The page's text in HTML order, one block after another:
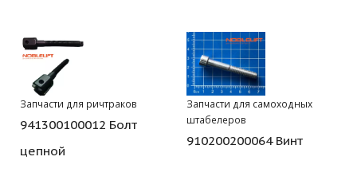
Запчасти для ричтраков
941300100012 Болт
цепной
Запчасти для самоходных
штабелеров
910200200064 Винт